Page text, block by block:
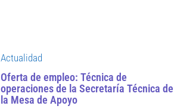
Actualidad
Oferta de empleo: Técnica de
operaciones de la Secretaría Técnica de
la Mesa de Apoyo